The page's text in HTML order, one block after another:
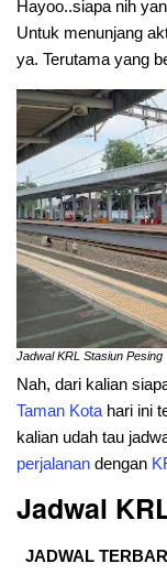
Hayoo..siapa nih
Untuk menunjang
ya. Terutama yang
Jadwal KRL Stasiun Pesing
Nah, dari kalian
Taman Kota hari ini
kalian udah tau
perjalanan dengan
Jadwal
JADWAL